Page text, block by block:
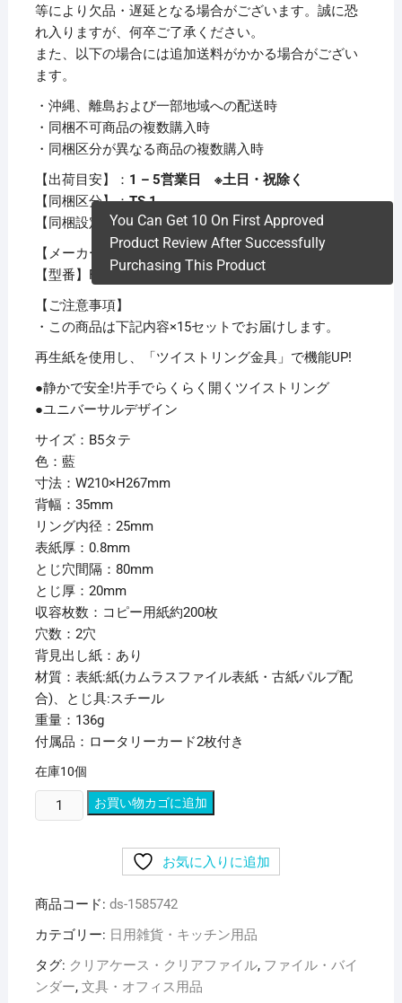
等により欠品・遅延となる場合がございます。誠に恐
れ入りますが、何卒ご了承ください。
また、以下の場合には追加送料がかかる場合がござい
ます。
・沖縄、離島および一部地域への配送時
・同梱不可商品の複数購入時
・同梱区分が異なる商品の複数購入時
【出荷目安】： 1 – 5営業日 ※土日・祝除く
【同梱区分】：TS 1
【同梱設定】：同梱不可
【メーカー名】リヒトラブ
【型番】F-802UN-5
【ご注意事項】
・この商品は下記内容×15セットでお届けします。
再生紙を使用し、「ツイストリング金具」で機能UP!
●静かで安全!片手でらくらく開くツイストリング
●ユニバーサルデザイン
サイズ：B5タテ
色：藍
寸法：W210×H267mm
背幅：35mm
リング内径：25mm
表紙厚：0.8mm
とじ穴間隔：80mm
とじ厚：20mm
収容枚数：コピー用紙約200枚
穴数：2穴
背見出し紙：あり
材質：表紙:紙(カムラスファイル表紙・古紙パルプ配
合)、とじ具:スチール
重量：136g
付属品：ロータリーカード2枚付き
在庫10個
You Can Get 10 On First Approved
Product Review After Successfully
Purchasing This Product
と
ト
ラ
リ
ン
お買い物カゴに追加
お気に入りに追加
商品コード: ds-1585742
カテゴリー: 日用雑貨・キッチン用品
タグ: クリアケース・クリアファイル, ファイル・バイ
ンダー, 文具・オフィス用品